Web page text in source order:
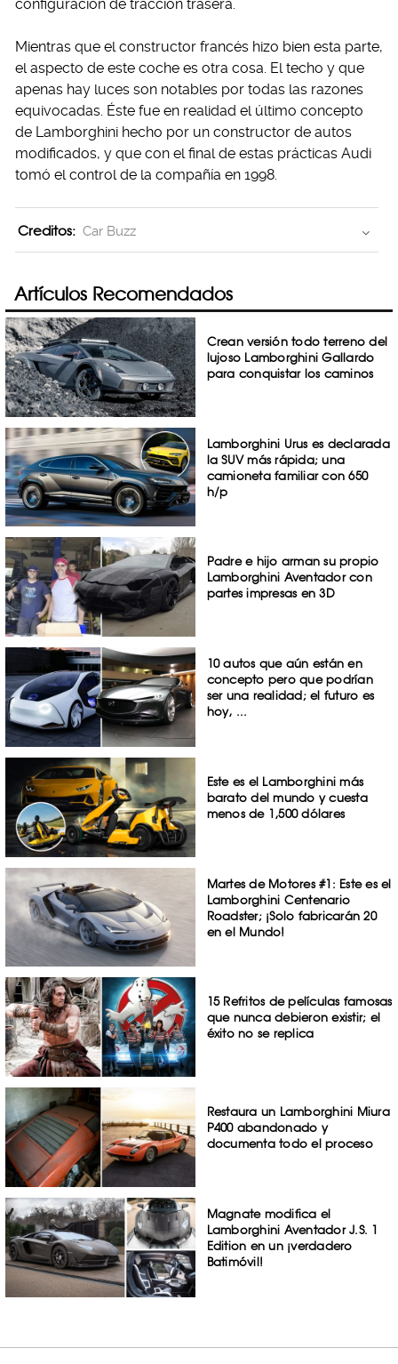
configuración de tracción trasera.
Mientras que el constructor francés hizo bien esta parte,
el aspecto de este coche es otra cosa. El techo y que
apenas hay luces son notables por todas las razones
equivocadas. Éste fue en realidad el último concepto
de Lamborghini hecho por un constructor de autos
modificados, y que con el final de estas prácticas Audi
tomó el control de la compañía en 1998.
Creditos: Car Buzz
Artículos Recomendados
Crean versión todo terreno del
lujoso Lamborghini Gallardo
para conquistar los caminos
Lamborghini Urus es declarada
la SUV más rápida; una
camioneta familiar con 650
h/p
Padre e hijo arman su propio
Lamborghini Aventador con
partes impresas en 3D
10 autos que aún están en
concepto pero que podrían
ser una realidad; el futuro es
hoy, ...
Este es el Lamborghini más
barato del mundo y cuesta
menos de 1,500 dólares
Martes de Motores #1: Este es el
Lamborghini Centenario
Roadster; ¡Solo fabricarán 20
en el Mundo!
15 Refritos de películas famosas
que nunca debieron existir; el
éxito no se replica
Restaura un Lamborghini Miura
P400 abandonado y
documenta todo el proceso
Magnate modifica el
Lamborghini Aventador J.S. 1
Edition en un ¡verdadero
Batimóvil!